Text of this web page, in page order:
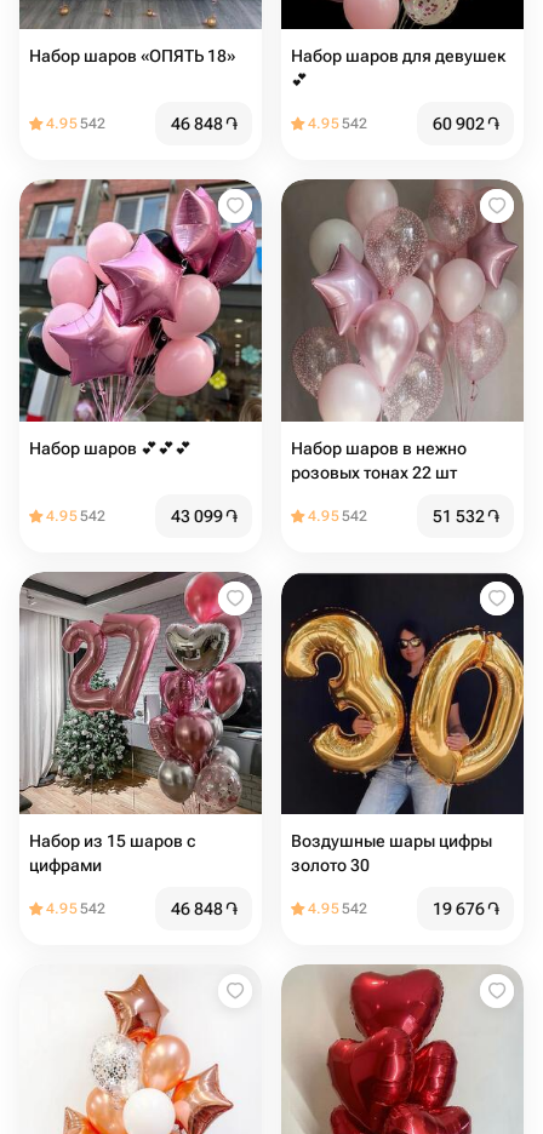
Набор шаров «ОПЯТЬ 18»
4.95542 46 848֏
Набор шаров для девушек
💕
4.95542 60 902֏
Набор шаров 💕💕💕
4.95542 43 099֏
Набор шаров в нежно
розовых тонах 22 шт
4.95542 51 532֏
Набор из 15 шаров с
цифрами
4.95542 46 848֏
Воздушные шары цифры
золото 30
4.95542 19 676֏